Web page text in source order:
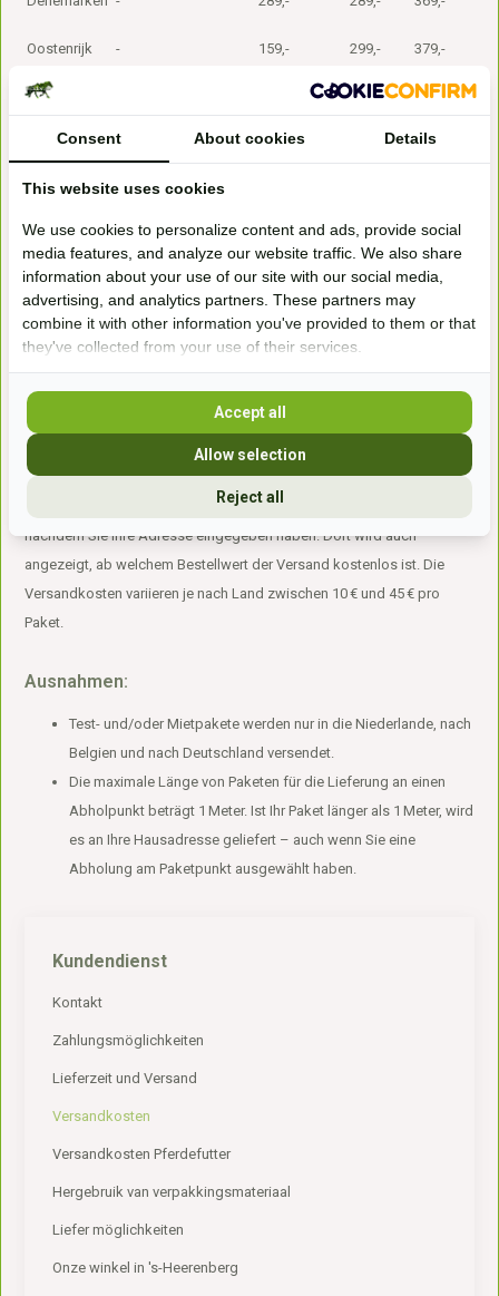
Kundendienst
Kontakt
Zahlungsmöglichkeiten
Lieferzeit und Versand
Versandkosten
Versandkosten Pferdefutter
Hergebruik van verpakkingsmateriaal
Liefer möglichkeiten
Onze winkel in 's-Heerenberg
Oostenrijk - 159,- 299,- 379,-
Frankrijk 329,- 399,-
Für alle anderen europäischen Länder bieten wir den Versand für
Bestellungen bis einschließlich 29 kg an.
Aufgrund der größeren Entfernungen sind die Versandkosten in diese
Länder deutlich höher, was den Versand größerer Mengen an
genauso hoch wie der Gesamtwert der bestellten Produkte. In den
meisten Ländern sind sowohl die Abholung an einem Servicepunkt
als auch die Lieferung nach Hause möglich. In einigen Ländern ist nur
die Hauszustellung verfügbar. Die aktuellen Versandkosten sind
abhängig von der Adresse und werden im Warenkorb angezeigt,
nachdem Sie Ihre Adresse eingegeben haben. Dort wird auch
angezeigt, ab welchem Bestellwert der Versand kostenlos ist. Die
Versandkosten variieren je nach Land zwischen 10 € und 45 € pro
Paket.
Ausnahmen:
Test- und/oder Mietpakete werden nur in die Niederlande, nach
Belgien und nach Deutschland versendet.
Die maximale Länge von Paketen für die Lieferung an einen
Abholpunkt beträgt 1 Meter. Ist Ihr Paket länger als 1 Meter, wird
es an Ihre Hausadresse geliefert – auch wenn Sie eine
Abholung am Paketpunkt ausgewählt haben.
Consent About cookies Details
This website uses cookies
We use cookies to personalize content and ads, provide social
media features, and analyze our website traffic. We also share
information about your use of our site with our social media,
advertising, and analytics partners. These partners may
combine it with other information you've provided to them or that
they've collected from your use of their services.
Reject all
Allow selection
Accept all